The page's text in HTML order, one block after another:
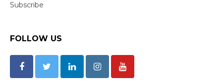
Subscribe
FOLLOW US